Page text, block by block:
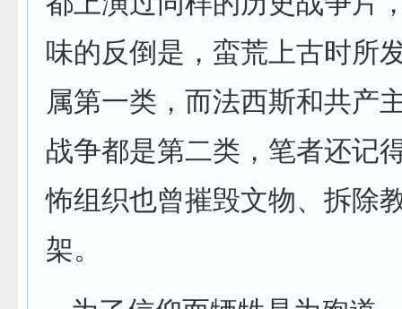
味的反倒是，蛮荒上古时所
属第一类，而法西斯和共产
战争都是第二类，笔者还记
怖组织也曾摧毁文物、拆除
架。